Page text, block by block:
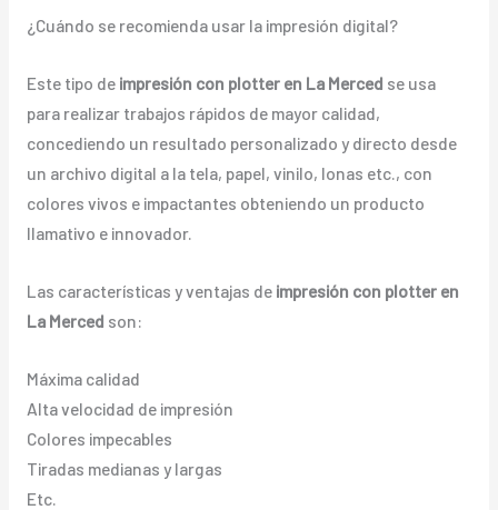
¿Cuándo se recomienda usar la impresión digital?
Este tipo de impresión con plotter en La Merced se usa
para realizar trabajos rápidos de mayor calidad,
concediendo un resultado personalizado y directo desde
un archivo digital a la tela, papel, vinilo, lonas etc., con
colores vivos e impactantes obteniendo un producto
llamativo e innovador.
Las características y ventajas de impresión con plotter en
La Merced son:
Máxima calidad
Alta velocidad de impresión
Colores impecables
Tiradas medianas y largas
Etc.